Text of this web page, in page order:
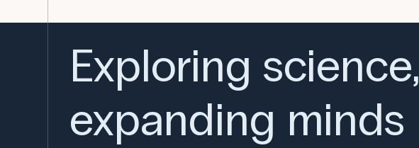
Exploring science,
expanding minds